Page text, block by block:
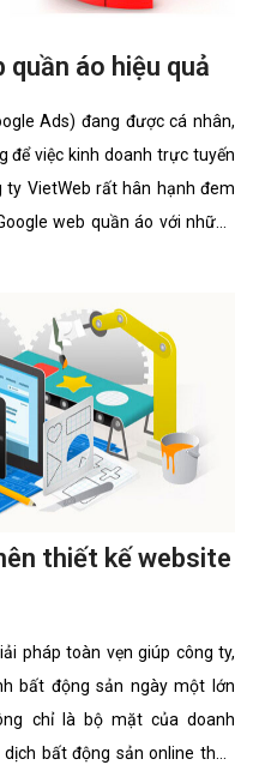
quần áo hiệu quả
Ads) đang được cá nhân,
để việc kinh doanh trực tuyến
ty VietWeb rất hân hạnh đem
web quần áo với những
thiết kế website
pháp toàn vẹn giúp công ty,
bất động sản ngày một lớn
chỉ là bộ mặt của doanh
bất động sản online thân